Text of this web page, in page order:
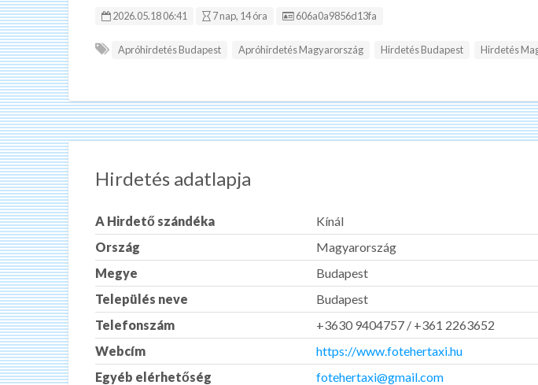
2026.05.18 06:41 7 nap, 14 óra Hirdetés ID:
606a0a9856d13fa
Apróhirdetés Budapest Apróhirdetés Magyarország Hirdetés Budapest Hirdetés
Hirdetés adatlapja
A Hirdető szándéka
Kínál
Ország
Magyarország
Megye
Budapest
Település neve
Budapest
Telefonszám
+3630 9404757 / +361 2263652
Webcím
https://www.fotehertaxi.hu
Egyéb elérhetőség
fotehertaxi@gmail.com